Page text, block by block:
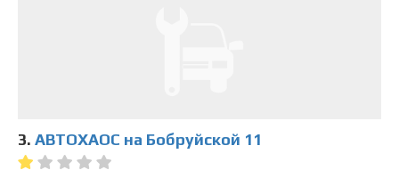
3. АВТОХАОС на Бобруйской 11